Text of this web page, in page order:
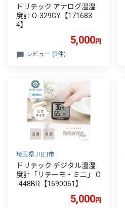
ドリテック アナログ温湿
度計 O-329GY【171683
4】
5,000円
レビュー (0件)
埼玉県 川口市
ドリテック デジタル温湿
度計「リテーモ・ミニ」 O
-448BR【1690061】
5,000円